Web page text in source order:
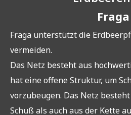
Fraga
Fraga unterstützt die
vermeiden.
Das Netz besteht aus
hat eine offene Struktur, um
vorzubeugen. Das Netz
Schuß als auch aus der Kette